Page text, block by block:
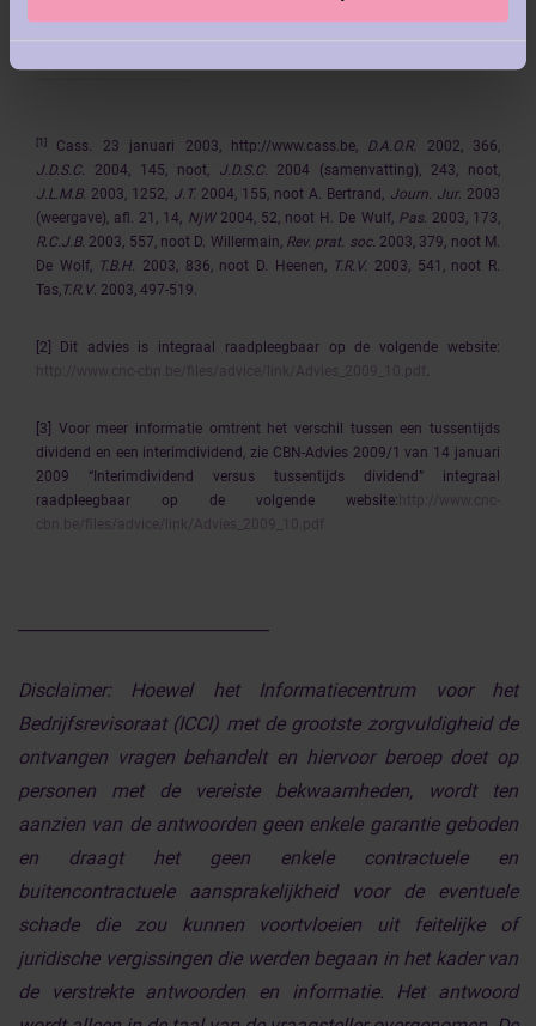
[1] Cass. 23 januari 2003, http://www.cass.be, D.A.O.R. 2002, 366,
J.D.S.C. 2004, 145, noot, J.D.S.C. 2004 (samenvatting), 243, noot,
J.L.M.B. 2003, 1252, J.T.2004, 155, noot A. Bertrand, Journ. Jur. 2003
(weergave), afl. 21, 14, NjW2004, 52, noot H. De Wulf, Pas. 2003, 173,
R.C.J.B. 2003, 557, noot D. Willermain, Rev. prat. soc. 2003, 379, noot M.
De Wolf, T.B.H. 2003, 836, noot D. Heenen, T.R.V. 2003, 541, noot R.
Tas, T.R.V. 2003, 497-519.
[2]
Dit advies is integraal raadpleegbaar op de volgende website:
http://www.cnc-cbn.be/files/advice/link/Advies_2009_10.pdf.
[3] Voor meer informatie omtrent het verschil tussen een tussentijds
dividend en een interimdividend, zie CBN-Advies 2009/1 van 14 januari
2009 “Interimdividend versus tussentijds dividend” integraal
raadpleegbaar op de volgende website: http://www.cnc-
cbn.be/files/advice/link/Advies_2009_10.pdf
Disclaimer: Hoewel het Informatiecentrum voor het
Bedrijfsrevisoraat (ICCI) met de grootste zorgvuldigheid de
ontvangen vragen behandelt en hiervoor beroep doet op
personen met de vereiste bekwaamheden, wordt ten
aanzien van de antwoorden geen enkele garantie geboden
en draagt het geen enkele contractuele en
buitencontractuele aansprakelijkheid voor de eventuele
schade die zou kunnen voortvloeien uit feitelijke of
juridische vergissingen die werden begaan in het kader van
de verstrekte antwoorden en informatie. Het antwoord